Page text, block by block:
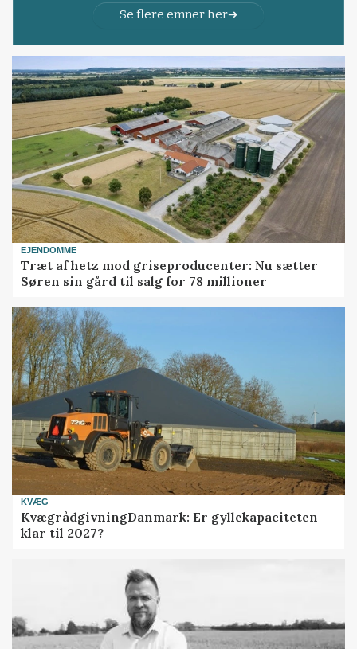
Se flere emner her
EJENDOMME
Træt af hetz mod griseproducenter: Nu sætter
Søren sin gård til salg for 78 millioner
KVÆG
KvægrådgivningDanmark: Er gyllekapaciteten
klar til 2027?